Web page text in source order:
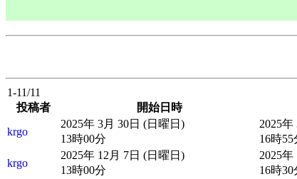
1-11/11
投稿者
開始日時
krgo
2025年 3月 30日 (日曜日)
13時00分
2025
16時55
krgo
2025年 12月 7日 (日曜日)
13時00分
2025
16時30